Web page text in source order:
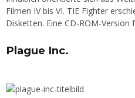
Filmen IV bis VI. TIE Fighter
Disketten. Eine CD-ROM-Version
Plague Inc.